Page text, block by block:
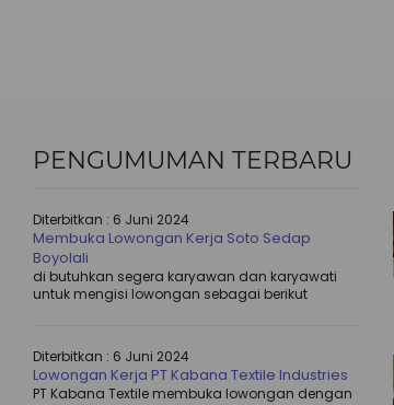
PENGUMUMAN TERBARU
Diterbitkan : 6 Juni 2024
Membuka Lowongan Kerja Soto Sedap
Boyolali
di butuhkan segera karyawan dan karyawati
untuk mengisi lowongan sebagai berikut
Diterbitkan : 6 Juni 2024
Lowongan Kerja PT Kabana Textile Industries
PT Kabana Textile membuka lowongan dengan